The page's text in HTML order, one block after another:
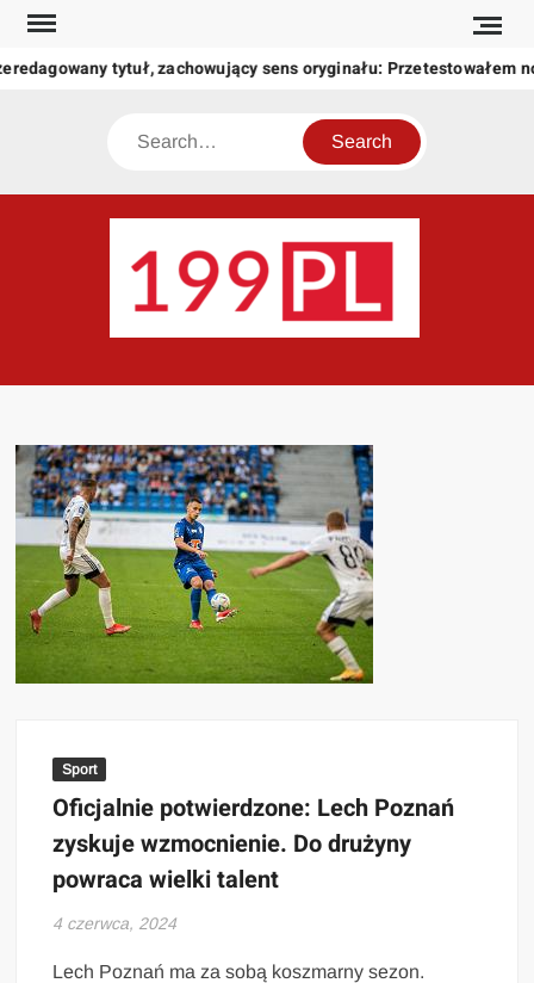
Skip
content
tytuł, zachowujący sens oryginału: Przetestowałem
Search
świat
Sport
Oficjalnie potwierdzone: Lech Poznań
zyskuje wzmocnienie. Do drużyny
powraca wielki talent
4 czerwca, 2024
Lech Poznań ma za sobą koszmarny sezon.